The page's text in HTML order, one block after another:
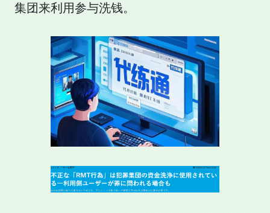
集团来利用参与洗钱。